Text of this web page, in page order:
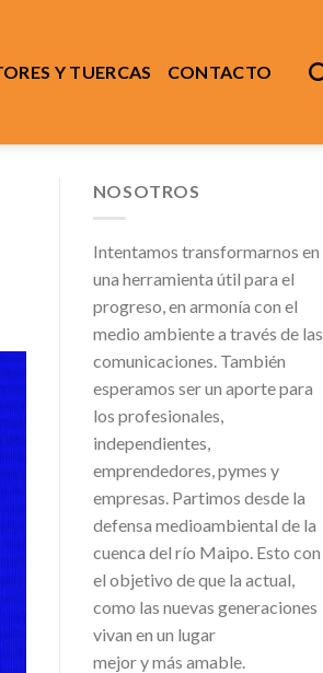
Y TUERCAS CONTACTO
NOSOTROS
Intentamos transformarnos en
una herramienta útil para el
progreso, en armonía con el
medio ambiente a través de las
comunicaciones. También
esperamos ser un aporte para
los profesionales,
independientes,
emprendedores, pymes y
empresas. Partimos desde la
defensa medioambiental de la
cuenca del río Maipo. Esto con
el objetivo de que la actual,
como las nuevas generaciones
vivan en un lugar
mejor y más amable.